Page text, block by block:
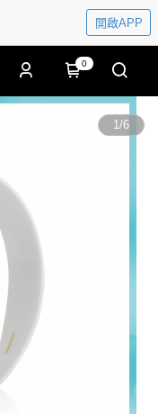
開啟APP
0
1/6